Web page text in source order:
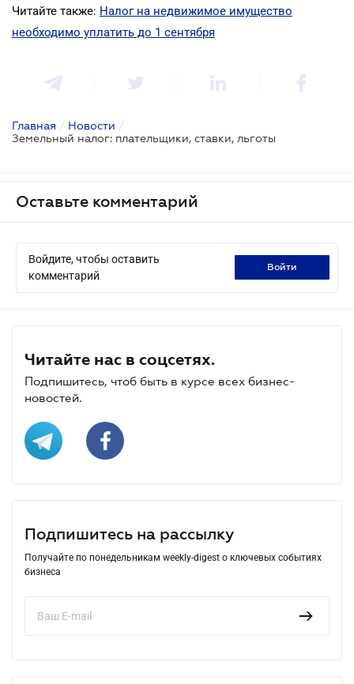
Читайте также: Налог на недвижимое имущество
необходимо уплатить до 1 сентября
Главная / Новости /
Земельный налог: плательщики, ставки, льготы
Оставьте комментарий
Войдите, чтобы оставить
комментарий
войти
Читайте нас в соцсетях.
Подпишитесь, чтоб быть в курсе всех бизнес-
новостей.
Подпишитесь на рассылку
Получайте по понедельникам weekly-digest о ключевых событиях
бизнеса